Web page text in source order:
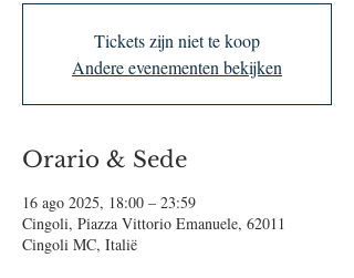
Tickets zijn niet te koop
Andere evenementen bekijken
Orario & Sede
16 ago 2025, 18:00 – 23:59
Cingoli, Piazza Vittorio Emanuele, 62011
Cingoli MC, Italië